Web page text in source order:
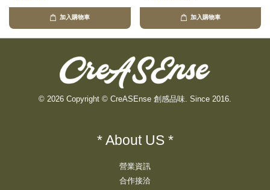
加入購物車 加入購物車
© 2026 Copyright © CreASEnse 創感品味. Since 2016.
* About US *
營業資訊
合作接洽